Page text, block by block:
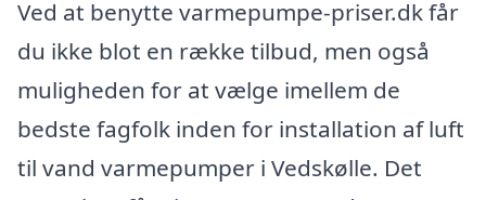
Ved at benytte varmepumpe-priser.dk får
du ikke blot en række tilbud, men også
muligheden for at vælge imellem de
bedste fagfolk inden for installation af luft
til vand varmepumper i Vedskølle. Det